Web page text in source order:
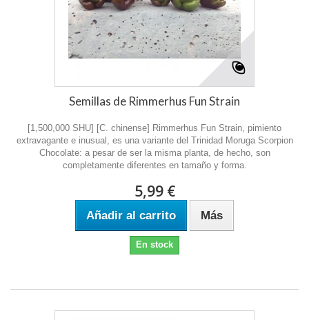
Semillas de Rimmerhus Fun Strain
[1,500,000 SHU] [C. chinense] Rimmerhus Fun Strain, pimiento
extravagante e inusual, es una variante del Trinidad Moruga Scorpion
Chocolate: a pesar de ser la misma planta, de hecho, son
completamente diferentes en tamaño y forma.
5,99 €
Añadir al carrito Más
En stock